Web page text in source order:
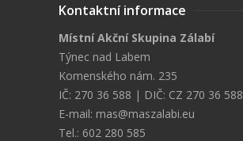
Kontaktní informace
Místní Akční Skupina Zálabí
Týnec nad Labem
Komenského nám. 235
IČ: 270 36 588 | DIČ: CZ 270 36 588
E-mail: mas@maszalabi.eu
Tel.: 602 280 585